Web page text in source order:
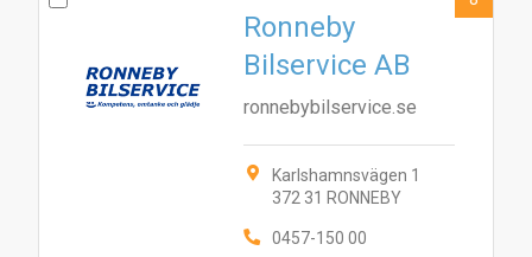
Ronneby
Bilservice AB
ronnebybilservice.se
Karlshamnsvägen 1
372 31 RONNEBY
0457-150 00